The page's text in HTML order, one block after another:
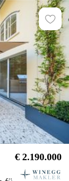
€ 2.190.000